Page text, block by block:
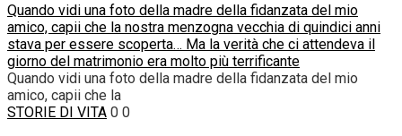
Quando vidi una foto della madre della fidanzata del mio
amico, capii che la nostra menzogna vecchia di quindici anni
stava per essere scoperta… Ma la verità che ci attendeva il
giorno del matrimonio era molto più terrificante
Quando vidi una foto della madre della fidanzata del mio
amico, capii che la
STORIE DI VITA 0 0